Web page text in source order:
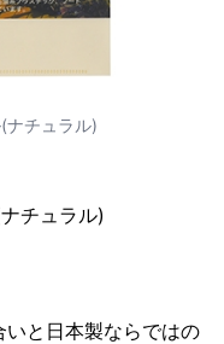
ナチュラル)
チュラル)
と日本製ならではの